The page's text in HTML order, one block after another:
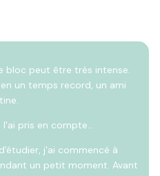
bloc peut être très intense.
un temps record, un ami
l'ai pris en compte…
j'ai commencé à
un petit moment. Avant